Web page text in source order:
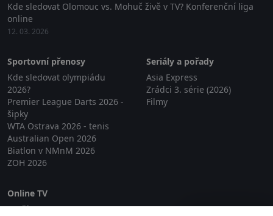
Kde sledovat Olomouc vs. Mohuč živě v TV? Konferenční liga
online
12. 03. 2026
Sportovní přenosy
Kde sledovat olympiádu
2026?
Premier League Darts 2026 -
šipky
WTA Ostrava 2026 - tenis
Australian Open 2026
Biatlon v NMnM 2026
ZOH 2026
Seriály a pořady
Asia Express
Zrádci 3. série (2026)
Filmy
Online TV
Lepší.TV